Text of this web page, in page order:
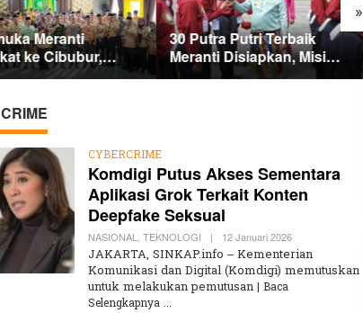
»
Meranti
ke Cibubur,
Harumkan Nama
30 Putra Putri Terbaik
Meranti Disiapkan, Misi
Besar Kibarkan Merah Putih
CYBERCRIME
Komdigi Putus Akses Sementara
Aplikasi Grok Terkait Konten
Deepfake Seksual
NASIONAL TEKNOLOGI | 12 Januari 2026O
L
E
H
JAKARTA, SINKAP.info – Kementerian
Komunikasi dan Digital (Komdigi) memutuskan
untuk melakukan pemutusan | Baca
Selengkapnya